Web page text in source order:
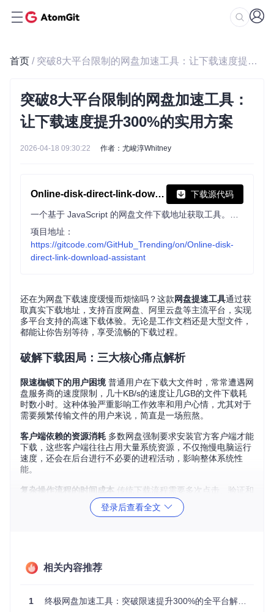
首页 / 突破8大平台限制的网盘加速工具：让下载速度提升300%的实用方案
突破8大平台限制的网盘加速工具：
让下载速度提升300%的实用方案
2026-04-18 09:30:22 作者：尤峻淳Whitney
Online-disk-direct-link-download-assistant 下载源代码
项目地址：
https://gitcode.com/GitHub_Trending/on/Online-disk-
direct-link-download-assistant
还在为网盘下载速度缓慢而烦恼吗？这款网盘提速工具通过获
取真实下载地址，支持百度网盘、阿里云盘等主流平台，实现
多平台支持的高速下载体验。无论是工作文档还是大型文件，
都能让你告别等待，享受流畅的下载过程。
破解下载困局：三大核心痛点解析
限速枷锁下的用户困境普通用户在下载大文件时，常常遭遇网
盘服务商的速度限制，几十KB/s的速度让几GB的文件下载耗
时数小时。这种体验严重影响工作效率和用户心情，尤其对于
需要频繁传输文件的用户来说，简直是一场煎熬。
客户端依赖的资源消耗 多数网盘强制要求安装官方客户端才能
下载，这些客户端往往占用大量系统资源，不仅拖慢电脑运行
速度，还会在后台进行不必要的进程活动，影响整体系统性
能。
复杂操作流程的时间成本 传统下载流程需要多次点击、验证和
等待，从找到文件到开始下载往往要经过多个步骤，每个步骤
都可能出现广告弹窗或诱导付费的干扰，极大增加了操作时间
想象一下，网盘就像一个大型仓库，而你要取的文件被放在了
端），而这款工具则相当于给了你一张直接通往货架的通行
证。它通过分析网盘公开API接口，直接获取文件的真实存储
登录后查看全文
相关内容推荐
1 终极网盘加速工具：突破限速提升300%的全平台解决方案